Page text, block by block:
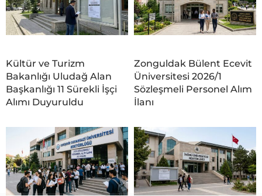
Kültür ve Turizm
Bakanlığı Uludağ Alan
Başkanlığı 11 Sürekli İşçi
Alımı Duyuruldu
Zonguldak Bülent Ecevit
Üniversitesi 2026/1
Sözleşmeli Personel Alım
İlanı